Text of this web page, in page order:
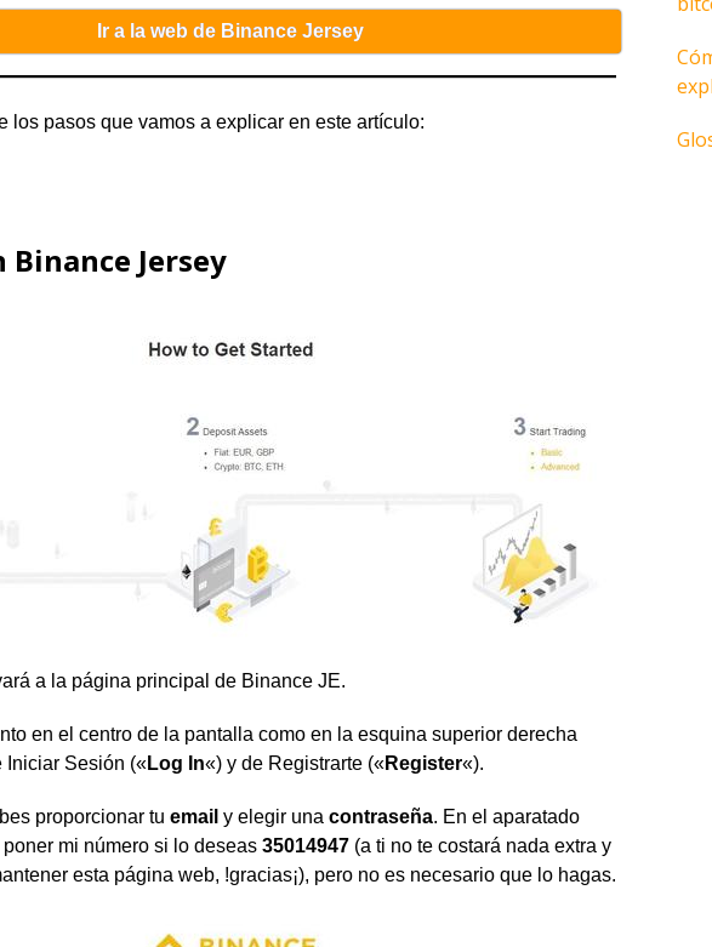
Ir a la web de Binance Jersey
los pasos que vamos a explicar en este artículo:
Binance Jersey
a la página principal de Binance JE.
en el centro de la pantalla como en la esquina superior derecha
Iniciar Sesión («Log In«) y de Registrarte («Register«).
proporcionar tu email y elegir una contraseña. En el aparatado
mi número si lo deseas 35014947 (a ti no te costará nada extra y
esta página web, !gracias¡), pero no es necesario que lo hagas.